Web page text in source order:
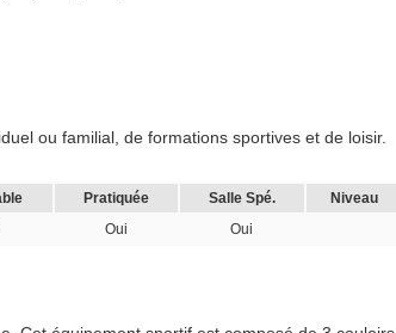
ou familial, de formations sportives et de loisir.
Pratiquée Salle Spé.
Niveau
Oui Oui